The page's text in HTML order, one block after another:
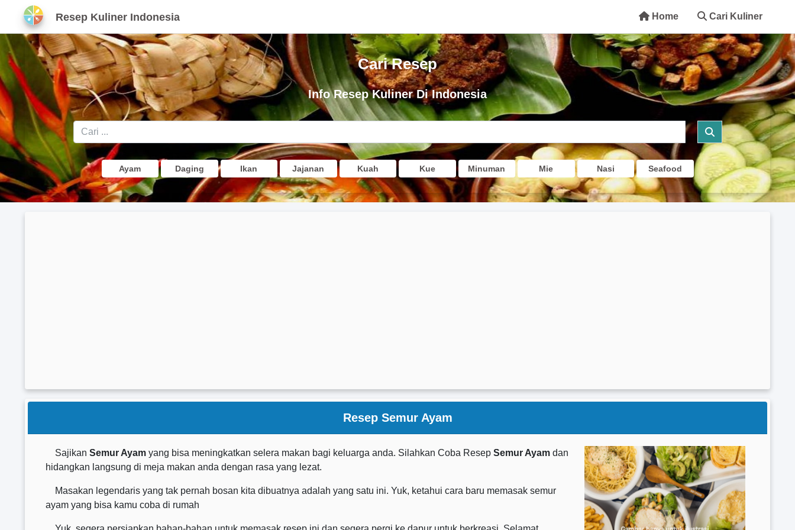
Resep Kuliner Indonesia Home Cari Kuliner
Cari Resep
Info Resep Kuliner Di Indonesia
Ayam Daging Ikan Jajanan Kuah Kue Minuman Mie Nasi Seafood
Resep Semur Ayam
Sajikan Semur Ayam yang bisa meningkatkan selera makan bagi keluarga anda. Silahkan Coba Resep Semur Ayam dan
hidangkan langsung di meja makan anda dengan rasa yang lezat.
Masakan legendaris yang tak pernah bosan kita dibuatnya adalah yang satu ini. Yuk, ketahui cara baru memasak semur
ayam yang bisa kamu coba di rumah